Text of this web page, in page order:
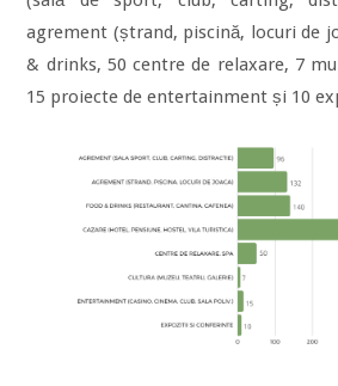
agrement (ștrand, piscină, locuri de
& drinks, 50 centre de relaxare, 7
15 proiecte de entertainment și 10